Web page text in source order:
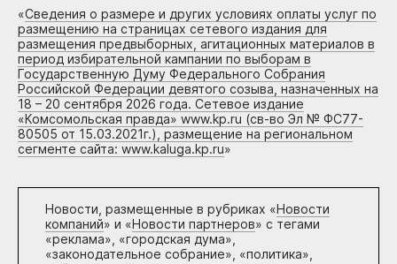
«Сведения о размере и других условиях оплаты услуг по
размещению на страницах сетевого издания для
размещения предвыборных, агитационных материалов в
период избирательной кампании по выборам в
Государственную Думу Федерального Собрания
Российской Федерации девятого созыва, назначенных на
18 – 20 сентября 2026 года. Сетевое издание
«Комсомольская правда» www.kp.ru (св-во Эл № ФС77-
80505 от 15.03.2021г.), размещение на региональном
сегменте сайта: www.kaluga.kp.ru»
Новости, размещенные в рубриках «Новости
компаний» и «Новости партнеров» с тегами
«реклама», «городская дума»,
«законодательное собрание», «политика»,